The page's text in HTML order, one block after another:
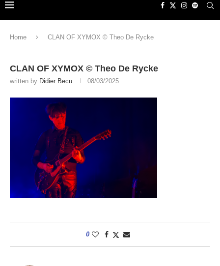
Home CLAN OF XYMOX © Theo De Rycke
CLAN OF XYMOX © Theo De Rycke
written by Didier Becu 08/03/2025
0